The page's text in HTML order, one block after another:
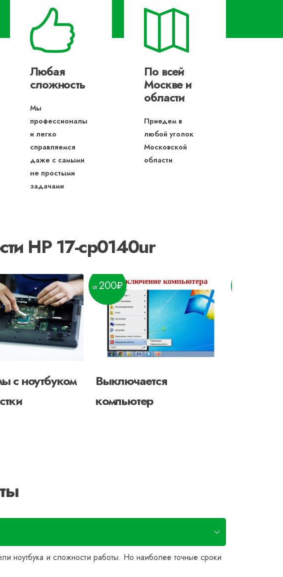
Любая
сложность
Мы
профессионалы
и легко
справляемся
даже с самыми
не простыми
задачами
По всей
Москве и
области
Приедем в
любой уголок
Московской
области
HP 17-cp0140ur
с ноутбуком
Выключается
компьютер
200
ноутбука и сложности работы. Но наиболее точные сроки